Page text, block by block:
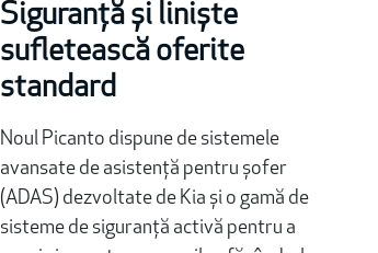
Siguranță și liniște
sufletească oferite
standard
Noul Picanto dispune de sistemele
avansate de asistență pentru șofer
(ADAS) dezvoltate de Kia și o gamă de
sisteme de siguranță activă pentru a